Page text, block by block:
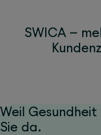
SWICA –
Weil
Sie da.